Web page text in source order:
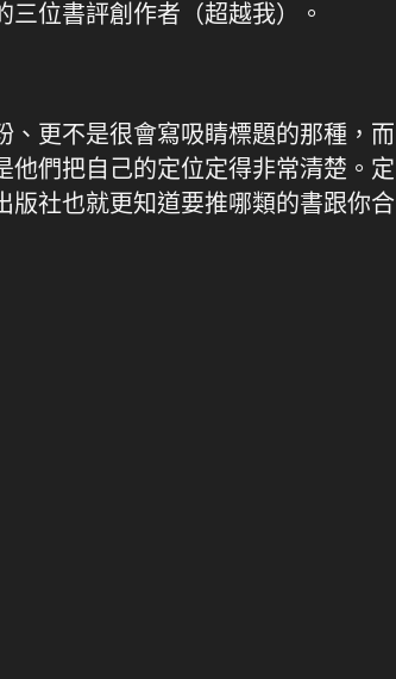
位書評創作者（超越我）。
更不是很會寫吸睛標題的那種，而
他們把自己的定位定得非常清楚。定
版社也就更知道要推哪類的書跟你合